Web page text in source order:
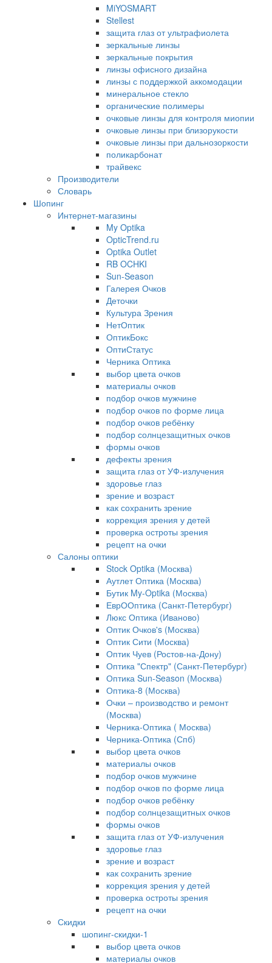
MiYOSMART
Stellest
защита глаз от ультрафиолета
зеркальные линзы
зеркальные покрытия
линзы офисного дизайна
линзы с поддержкой аккомодации
минеральное стекло
органические полимеры
очковые линзы для контроля миопии
очковые линзы при близорукости
очковые линзы при дальнозоркости
поликарбонат
трайвекс
Производители
Словарь
Шопинг
Интернет-магазины
My Optika
OpticTrend.ru
Optika Outlet
RB OCHKI
Sun-Season
Галерея Очков
Деточки
Культура Зрения
НетОптик
ОптикБокс
ОптиСтатус
Черника Оптика
выбор цвета очков
материалы очков
подбор очков мужчине
подбор очков по форме лица
подбор очков ребёнку
подбор солнцезащитных очков
формы очков
дефекты зрения
защита глаз от УФ-излучения
здоровье глаз
зрение и возраст
как сохранить зрение
коррекция зрения у детей
проверка остроты зрения
рецепт на очки
Салоны оптики
Stock Optika (Москва)
Аутлет Оптика (Москва)
Бутик My-Optika (Москва)
ЕврООптика (Санкт-Петербург)
Люкс Оптика (Иваново)
Оптик Очков's (Москва)
Оптик Сити (Москва)
Оптик Чуев (Ростов-на-Дону)
Оптика "Спектр" (Санкт-Петербург)
Оптика Sun-Season (Москва)
Оптика-8 (Москва)
Очки – производство и ремонт
(Москва)
Черника-Оптика ( Москва)
Черника-Оптика (Спб)
выбор цвета очков
материалы очков
подбор очков мужчине
подбор очков по форме лица
подбор очков ребёнку
подбор солнцезащитных очков
формы очков
защита глаз от УФ-излучения
здоровье глаз
зрение и возраст
как сохранить зрение
коррекция зрения у детей
проверка остроты зрения
рецепт на очки
Скидки
шопинг-скидки-1
выбор цвета очков
материалы очков